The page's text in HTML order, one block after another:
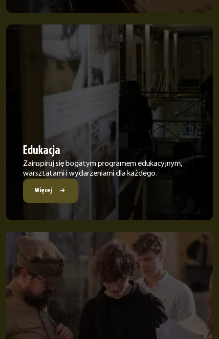
Edukacja
Zainspiruj się bogatym programem edukacyjnym,
warsztatami i wydarzeniami dla każdego.
Więcej